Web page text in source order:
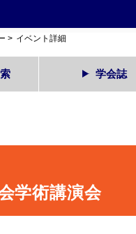
> イベント詳細
学会誌
学術講演会